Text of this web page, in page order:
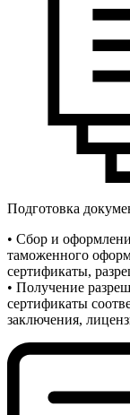
Подготовка
• Сбор и
таможенного
сертификаты,
• Получение
сертификаты
заключения,